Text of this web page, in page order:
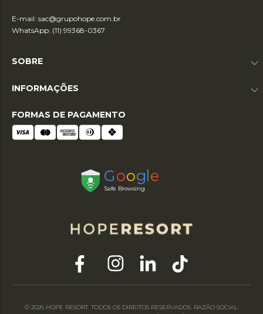
E-mail: sac@grupohope.com.br
WhatsApp: (11) 99368-0367
SOBRE
INFORMAÇÕES
FORMAS DE PAGAMENTO
© 2026 HOPE RESORT. TODOS OS DIREITOS RESERVADOS. RAZÃO SOCIAL: